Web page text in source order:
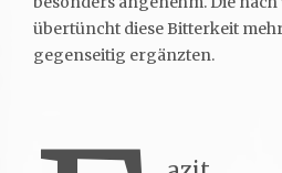
übertüncht diese Bitterkeit
gegenseitig ergänzten.